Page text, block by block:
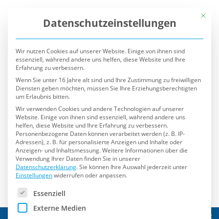
Mit
Datenschutzeinstellungen
Wir nutzen Cookies auf unserer Website. Einige von ihnen sind
essenziell, während andere uns helfen, diese Website und Ihre
Erfahrung zu verbessern.
Wenn Sie unter 16 Jahre alt sind und Ihre Zustimmung zu freiwilligen
Diensten geben möchten, müssen Sie Ihre Erziehungsberechtigten
um Erlaubnis bitten.
Wir verwenden Cookies und andere Technologien auf unserer
Website. Einige von ihnen sind essenziell, während andere uns
helfen, diese Website und Ihre Erfahrung zu verbessern.
Personenbezogene Daten können verarbeitet werden (z. B. IP-
Adressen), z. B. für personalisierte Anzeigen und Inhalte oder
Anzeigen- und Inhaltsmessung.Weitere Informationen über die
Verwendung Ihrer Daten finden Sie in unserer
Datenschutzerklärung.Sie können Ihre Auswahl jederzeit unter
Einstellungenwiderrufen oder anpassen.
Es folgt eine Liste der Service-Gruppen, für die eine
Essenziell
Externe Medien